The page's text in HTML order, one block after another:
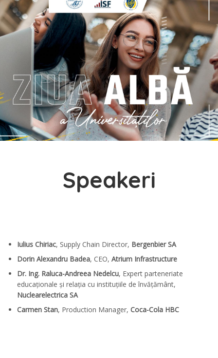
Speakeri
Iulius Chiriac, Supply Chain Director, Bergenbier SA
Dorin Alexandru Badea, CEO, Atrium Infrastructure
Dr. Ing. Raluca-Andreea Nedelcu, Expert parteneriate
educaționale și relația cu instituțiile de învățământ,
Nuclearelectrica SA
Carmen Stan, Production Manager, Coca-Cola HBC